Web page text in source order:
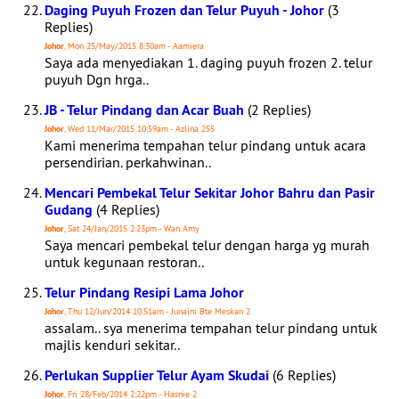
Daging Puyuh Frozen dan Telur Puyuh - Johor (3
Replies)
Johor, Mon 25/May/2015 8:30am - Aamiera
Saya ada menyediakan 1. daging puyuh frozen 2. telur
puyuh Dgn hrga..
JB - Telur Pindang dan Acar Buah (2 Replies)
Johor, Wed 11/Mar/2015 10:59am - Azlina 255
Kami menerima tempahan telur pindang untuk acara
persendirian. perkahwinan..
Mencari Pembekal Telur Sekitar Johor Bahru dan Pasir
Gudang (4 Replies)
Johor, Sat 24/Jan/2015 2:23pm - Wan Amy
Saya mencari pembekal telur dengan harga yg murah
untuk kegunaan restoran..
Telur Pindang Resipi Lama Johor
Johor, Thu 12/Jun/2014 10:51am - Junaini Bte Meskan 2
assalam.. sya menerima tempahan telur pindang untuk
majlis kenduri sekitar..
Perlukan Supplier Telur Ayam Skudai (6 Replies)
Johor, Fri 28/Feb/2014 2:22pm - Hasnie 2